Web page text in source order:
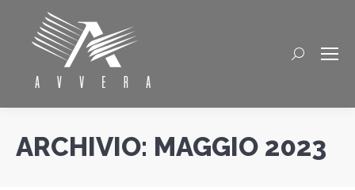
Cerca
ARCHIVIO: MAGGIO 2023